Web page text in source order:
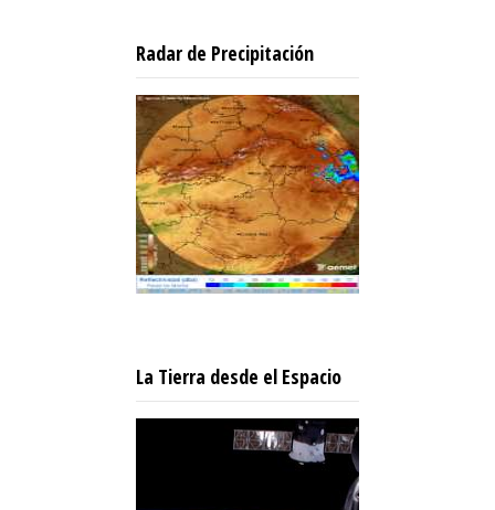
Radar de Precipitación
La Tierra desde el Espacio